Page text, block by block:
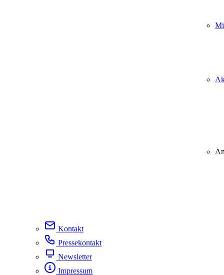
Kontakt
Pressekontakt
Newsletter
Impressum